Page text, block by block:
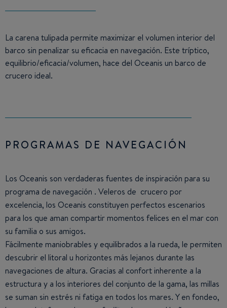
La carena tulipada permite maximizar el volumen interior del
barco sin penalizar su eficacia en navegación. Este tríptico,
equilibrio/eficacia/volumen, hace del Oceanis un barco de
crucero ideal.
PROGRAMAS DE NAVEGACIÓN
Los Oceanis son verdaderas fuentes de inspiración para su
programa de navegación . Veleros de crucero por
excelencia, los Oceanis constituyen perfectos escenarios
para los que aman compartir momentos felices en el mar con
su familia o sus amigos.
Fácilmente maniobrables y equilibrados a la rueda, le permiten
descubrir el litoral u horizontes más lejanos durante las
navegaciones de altura. Gracias al confort inherente a la
estructura y a los interiores del conjunto de la gama, las millas
se suman sin estrés ni fatiga en todos los mares. Y en fondeo,